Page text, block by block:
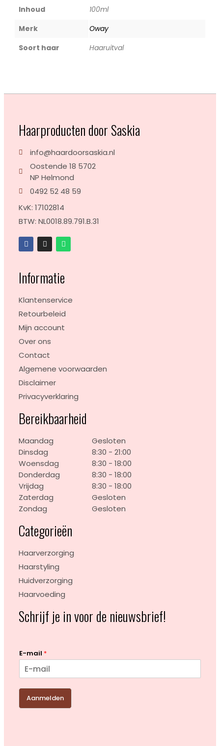
Inhoud
100ml
Merk
Oway
Soort haar
Haaruitval
Haarproducten door Saskia
info@haardoorsaskia.nl
Oostende 18 5702
NP Helmond
0492 52 48 59
KvK: 17102814
BTW: NL0018.89.791.B.31
Informatie
Klantenservice
Retourbeleid
Mijn account
Over ons
Contact
Algemene voorwaarden
Disclaimer
Privacyverklaring
Bereikbaarheid
Maandag
Dinsdag
Woensdag
Donderdag
Vrijdag
Zaterdag
Zondag
Gesloten
8:30 - 21:00
8:30 - 18:00
8:30 - 18:00
8:30 - 18:00
Gesloten
Gesloten
Categorieën
Haarverzorging
Haarstyling
Huidverzorging
Haarvoeding
Schrijf je in voor de nieuwsbrief!
E-mail *
Aanmelden